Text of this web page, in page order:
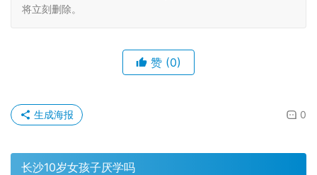
将立刻删除。
赞 (0)
0
生成海报
长沙10岁女孩子厌学吗